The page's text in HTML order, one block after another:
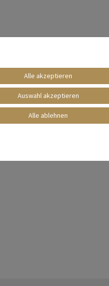
Alle akzeptieren
Auswahl akzeptieren
Alle ablehnen